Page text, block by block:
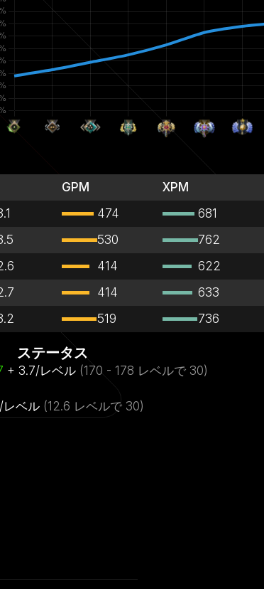
GPM XPM
474 681
530 762
414 622
414 633
519 736
ステータス
+ 3.7/レベル (170 - 178 レベルで 30)
/レベル (12.6 レベルで 30)